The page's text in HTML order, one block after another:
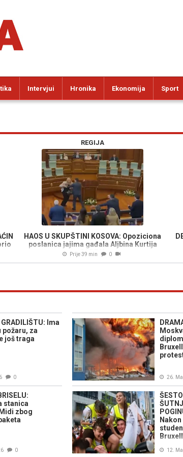
Intervjui Hronika Ekonomija Sport
REGIJA
HAOS U SKUPŠTINI KOSOVA: Opoziciona
poslanica jajima gađala Aljbina Kurtija
(VIDEO)
Prije 39 min 0
GRADILIŠTU: Ima
požaru, za
još traga
0 26.
stanica
zbog
0 12.